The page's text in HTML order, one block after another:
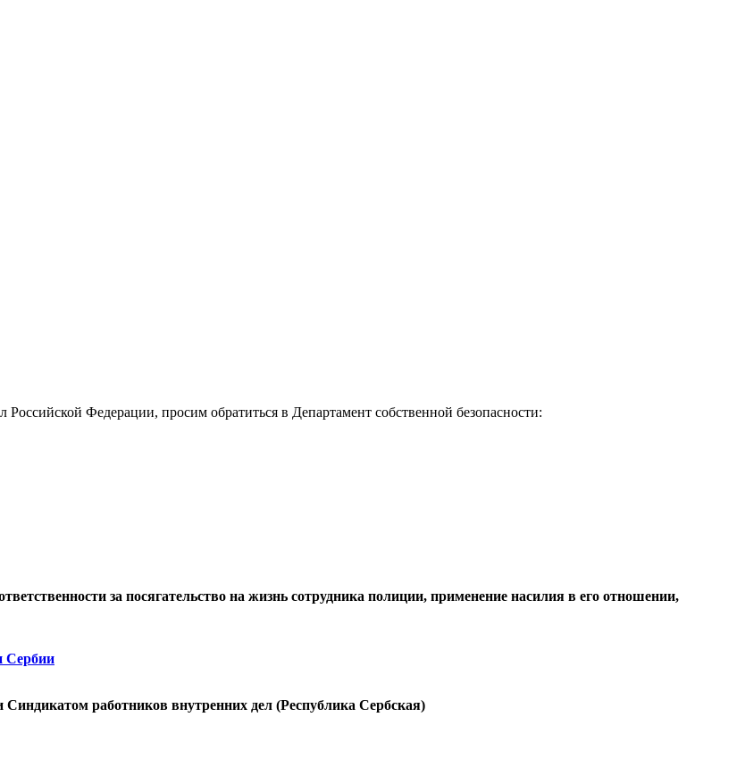
Федерации, просим обратиться в Департамент собственной безопасности:
за посягательство на жизнь сотрудника полиции, применение насилия в его отношении,
Сербии
работников внутренних дел (Республика Сербская)